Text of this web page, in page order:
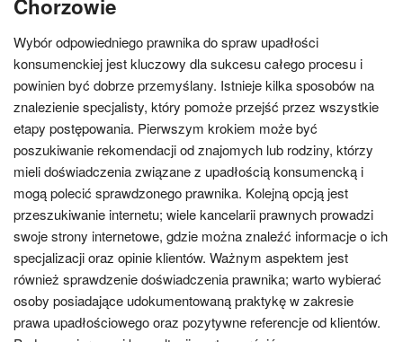
Chorzowie
Wybór odpowiedniego prawnika do spraw upadłości
konsumenckiej jest kluczowy dla sukcesu całego procesu i
powinien być dobrze przemyślany. Istnieje kilka sposobów na
znalezienie specjalisty, który pomoże przejść przez wszystkie
etapy postępowania. Pierwszym krokiem może być
poszukiwanie rekomendacji od znajomych lub rodziny, którzy
mieli doświadczenia związane z upadłością konsumencką i
mogą polecić sprawdzonego prawnika. Kolejną opcją jest
przeszukiwanie internetu; wiele kancelarii prawnych prowadzi
swoje strony internetowe, gdzie można znaleźć informacje o ich
specjalizacji oraz opinie klientów. Ważnym aspektem jest
również sprawdzenie doświadczenia prawnika; warto wybierać
osoby posiadające udokumentowaną praktykę w zakresie
prawa upadłościowego oraz pozytywne referencje od klientów.